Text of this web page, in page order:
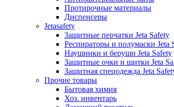
Протирочные материалы
Диспенсеры
Jetasafety
Защитные перчатки Jeta Safety
Респираторы и полумаски Jeta
Наушники и беруши Jeta Safety
Защитные очки и щитки Jeta
Защитная спецодежда Jeta
Прочие товары
Бытовая химия
Хоз. инвентарь